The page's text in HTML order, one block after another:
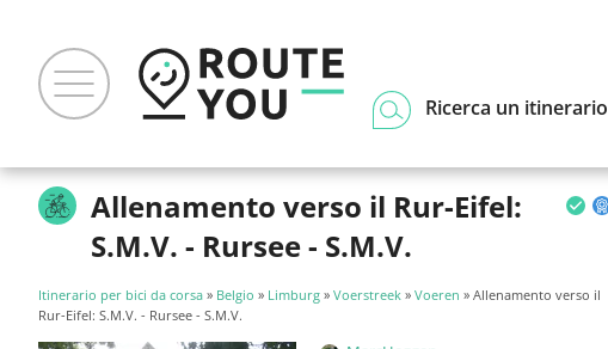
Ricerca un itinerario
Allenamento verso il Rur-Eifel:
S.M.V. - Rursee - S.M.V.
Itinerario per bici da corsa » Belgio » Limburg » Voerstreek » Voeren » Allenamento verso il
Rur-Eifel: S.M.V. - Rursee - S.M.V.